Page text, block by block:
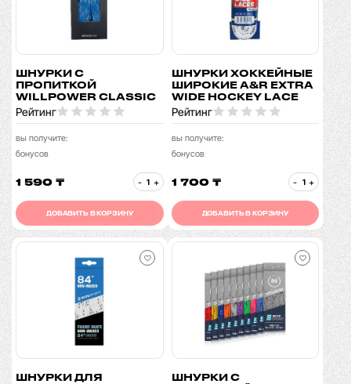
ШНУРКИ С
ПРОПИТКОЙ
WILLPOWER CLASSIC
Рейтинг
вы получите:
бонусов
1 590 ₸ - +
ДОБАВИТЬ В КОРЗИНУ
ШНУРКИ ХОККЕЙНЫЕ
ШИРОКИЕ A&R EXTRA
WIDE HOCKEY LACE
Рейтинг
вы получите:
бонусов
1 700 ₸ - +
ДОБАВИТЬ В КОРЗИНУ
ШНУРКИ ДЛЯ
ШНУРКИ С